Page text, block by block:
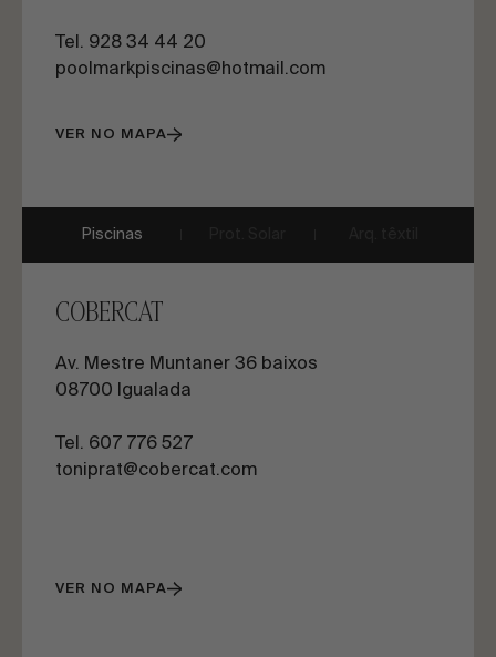
Tel. 928 34 44 20
poolmarkpiscinas@hotmail.com
VER NO MAPA
Piscinas
COBERCAT
Av. Mestre Muntaner 36 baixos
08700 Igualada
Tel. 607 776 527
toniprat@cobercat.com
VER NO MAPA